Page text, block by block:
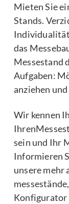
Mieten Sie
Stands.
das
Messestand
Aufgaben:
anziehen
Wir kennen
sein und Ihr
Informieren
unsere mehr
Konfigurator